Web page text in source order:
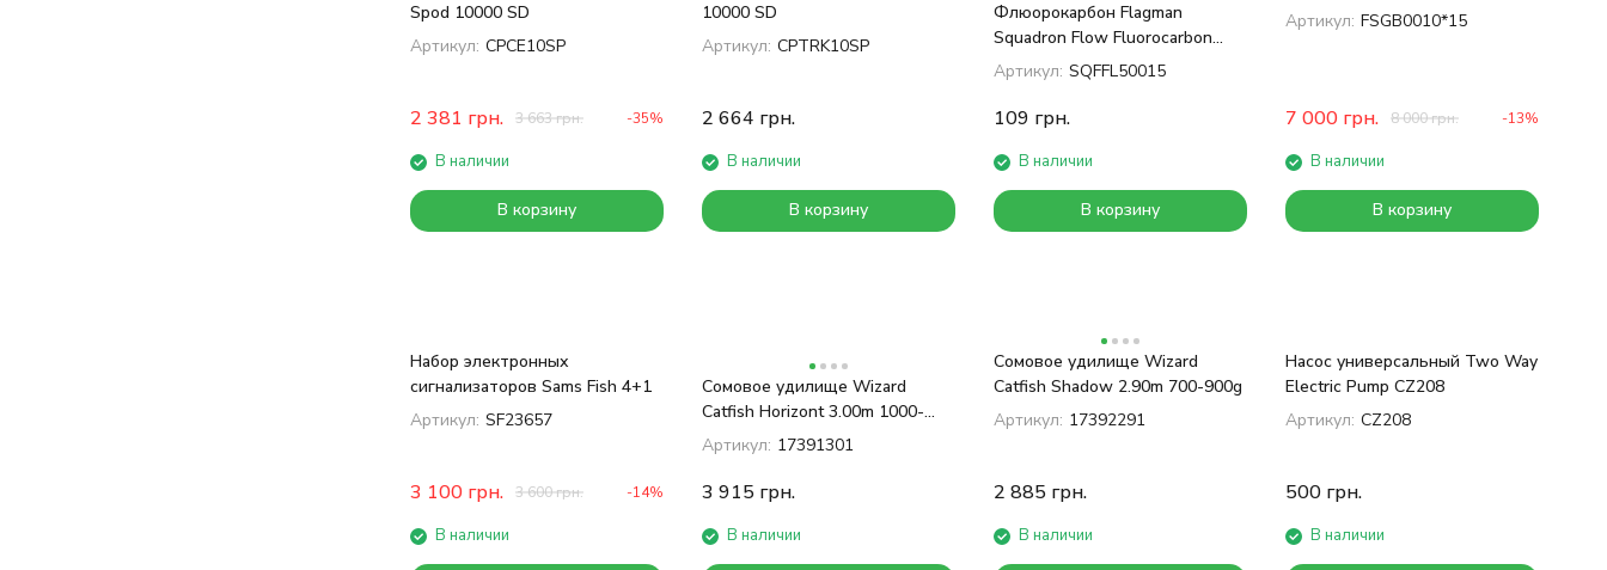
Spod 10000 SD
Артикул: CPCE10SP
2 381 грн. 3 663грн. -35%
В наличии
В корзину
10000 SD
Артикул: CPTRK10SP
2 664 грн.
В наличии
В корзину
Флюорокарбон Flagman
Squadron Flow Fluorocarbon
Line 50m
Артикул: SQFFL50015
109 грн.
В наличии
В корзину
Артикул: FSGB0010*15
7 000 грн. 8 000грн. -13%
В наличии
В корзину
Набор электронных
сигнализаторов Sams Fish 4+1
Артикул: SF23657
3 100 грн. 3 600грн. -14%
В наличии
Сомовое удилище Wizard
Catfish Horizont 3.00m 1000-
1300g​
Артикул: 17391301
3 915 грн.
В наличии
Сомовое удилище Wizard
Catfish Shadow 2.90m 700-900g
Артикул: 17392291
2 885 грн.
В наличии
Насос универсальный Two Way
Electric Pump CZ208
Артикул: CZ208
500 грн.
В наличии